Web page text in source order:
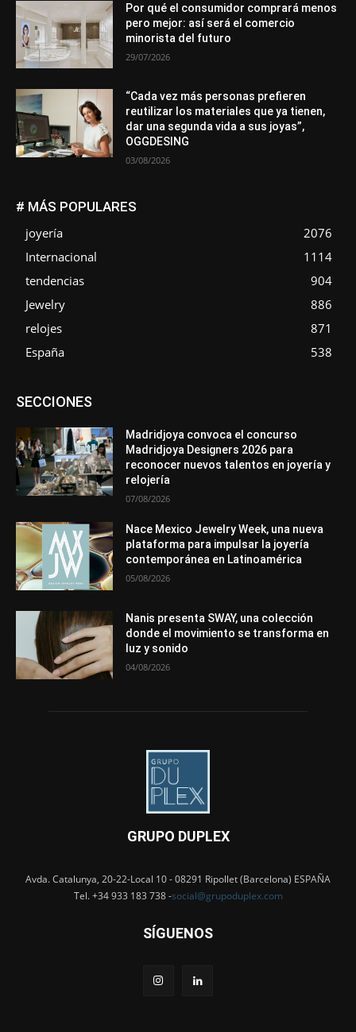
Por qué el consumidor comprará menos
pero mejor: así será el comercio
minorista del futuro
29/07/2026
“Cada vez más personas prefieren
reutilizar los materiales que ya tienen,
dar una segunda vida a sus joyas”,
OGGDESING
03/08/2026
# MÁS POPULARES
joyería
2076
Internacional
1114
tendencias
904
Jewelry
886
relojes
871
España
538
SECCIONESAsociaciones
Entrevistas
Mundo Técnico
Novedades Opiniones
Perspectiva
Premios
Secciones Sin categoría
Más
Madridjoya convoca el concurso
Madridjoya Designers 2026 para
reconocer nuevos talentos en joyería y
relojería
07/08/2026
Nace Mexico Jewelry Week, una nueva
plataforma para impulsar la joyería
contemporánea en Latinoamérica
05/08/2026
Nanis presenta SWAY, una colección
donde el movimiento se transforma en
luz y sonido
04/08/2026
GRUPO DUPLEX
Avda. Catalunya, 20-22-Local 10 - 08291 Ripollet (Barcelona) ESPAÑA
Tel. +34 933 183 738 -social@grupoduplex.com
SÍGUENOS